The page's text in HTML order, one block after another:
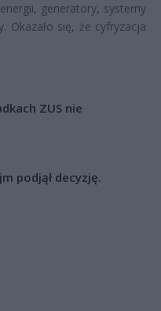
generatory, systemy
Okazało się, że cyfryzacja
ZUS nie
podjął decyzję.